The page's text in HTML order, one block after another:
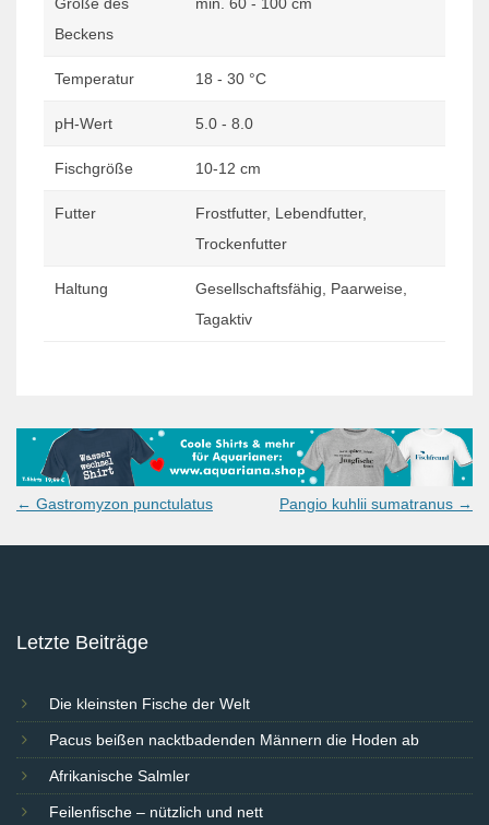
Beckens
Temperatur 18 - 30 °C
pH-Wert 5.0 - 8.0
Fischgröße 10-12 cm
Futter
Frostfutter, Lebendfutter,
Trockenfutter
Haltung
Gesellschaftsfähig, Paarweise,
Tagaktiv
Post
← Gastromyzon punctulatus Pangio kuhlii sumatranus →
Letzte Beiträge
Die kleinsten Fische der Welt
Pacus beißen nacktbadenden Männern die Hoden ab
Afrikanische Salmler
Feilenfische – nützlich und nett